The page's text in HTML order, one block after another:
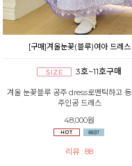
[구매]겨울눈꽃(블루)여아 드레스
3호~11호구매
겨울 눈꽃블루 공주 dress로멘틱하고
주인공 드레스
48,000원
리뷰 : 88